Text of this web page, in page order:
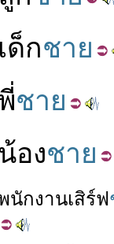
เด็กชาย
ชาย
น้องชาย
นักงานเสิร์ฟ